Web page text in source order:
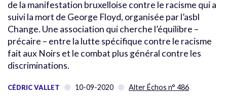
de la manifestation bruxelloise contre le racisme qui a
suivi la mort de George Floyd, organisée par l’asbl
Change. Une association qui cherche l’équilibre –
précaire – entre la lutte spécifique contre le racisme
fait aux Noirs et le combat plus général contre les
discriminations.
CÉDRIC VALLET 10-09-2020 Alter Échos n° 486